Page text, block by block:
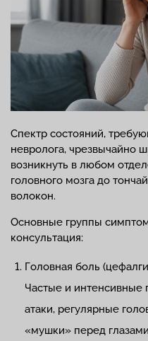
Спектр состояний,
невролога, чрезвычайно
возникнуть в любом
головного мозга до
волокон.
Основные группы
консультация:
Головная боль
Частые и интенсивные
атаки, регулярные
«мушки» перед